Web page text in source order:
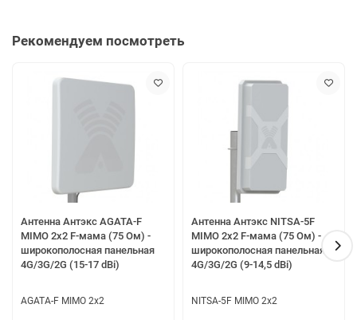
Рекомендуем посмотреть
Антенна Антэкс AGATA-F
MIMO 2x2 F-мама (75 Ом) -
широкополосная панельная
4G/3G/2G (15-17 dBi)
AGATA-F MIMO 2x2
Антенна Антэкс NITSA-5F
MIMO 2x2 F-мама (75 Ом) -
широкополосная панельная
4G/3G/2G (9-14,5 dBi)
NITSA-5F MIMO 2x2